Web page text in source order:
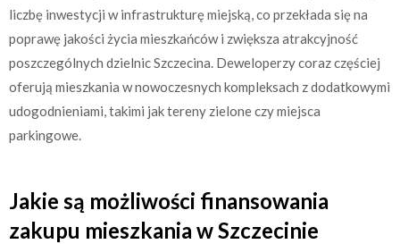
liczbę inwestycji w infrastrukturę miejską, co przekłada się na
poprawę jakości życia mieszkańców i zwiększa atrakcyjność
poszczególnych dzielnic Szczecina. Deweloperzy coraz częściej
oferują mieszkania w nowoczesnych kompleksach z dodatkowymi
udogodnieniami, takimi jak tereny zielone czy miejsca
parkingowe.
Jakie są możliwości finansowania
zakupu mieszkania w Szczecinie